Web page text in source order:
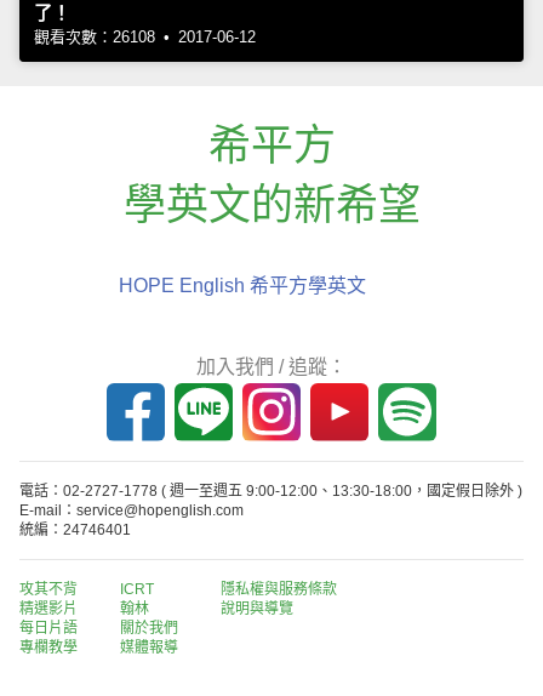
了！
觀看次數：26108 • 2017-06-12
希平方
學英文的新希望
HOPE English 希平方學英文
加入我們 / 追蹤：
電話：02-2727-1778 ( 週一至週五 9:00-12:00、13:30-18:00，國定假日除外 )
E-mail：service@hopenglish.com
統編：24746401
攻其不背
精選影片
每日片語
專欄教學
ICRT
翰林
關於我們
媒體報導
隱私權與服務條款
說明與導覽